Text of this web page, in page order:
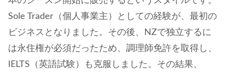
Sole Trader（個人事業主）としての経験が、最初の
ビジネスとなりました。その後、NZで独立するに
は永住権が必須だったため、調理師免許を取得し、
IELTS（英語試験）も克服しました。その結果、